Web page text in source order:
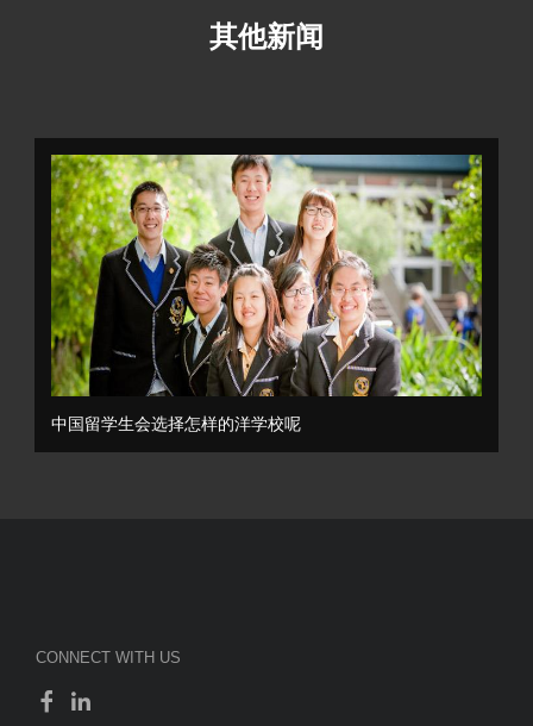
其他新闻
中国留学生会选择怎样的洋学校呢
CONNECT WITH US